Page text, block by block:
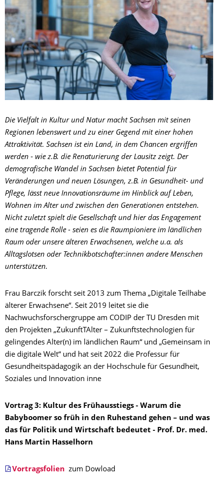
Die Vielfalt in Kultur und Natur macht Sachsen mit seinen
Regionen lebenswert und zu einer Gegend mit einer hohen
Attraktivität. Sachsen ist ein Land, in dem Chancen ergriffen
werden - wie z.B. die Renaturierung der Lausitz zeigt. Der
demografische Wandel in Sachsen bietet Potential für
Veränderungen und neuen Lösungen, z.B. in Gesundheit- und
Pflege, lässt neue Innovationsräume im Hinblick auf Leben,
Wohnen im Alter und zwischen den Generationen entstehen.
Nicht zuletzt spielt die Gesellschaft und hier das Engagement
eine tragende Rolle - seien es die Raumpioniere im ländlichen
Raum oder unsere älteren Erwachsenen, welche u.a. als
Alltagslotsen oder Technikbotschafter:innen andere Menschen
unterstützen.
Frau Barczik forscht seit 2013 zum Thema „Digitale Teilhabe
älterer Erwachsene“. Seit 2019 leitet sie die
Nachwuchsforschergruppe am CODIP der TU Dresden mit
den Projekten „ZukunftTAlter – Zukunftstechnologien für
gelingendes Alter(n) im ländlichen Raum“ und „Gemeinsam in
die digitale Welt“ und hat seit 2022 die Professur für
Gesundheitspädagogik an der Hochschule für Gesundheit,
Soziales und Innovation inne
Vortrag 3: Kultur des Frühausstiegs - Warum die
Babyboomer so früh in den Ruhestand gehen – und was
das für Politik und Wirtschaft bedeutet - Prof. Dr. med.
Hans Martin Hasselhorn
Vortragsfolien zum Dowload